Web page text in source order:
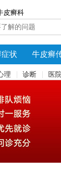
皮癣科
状 牛皮癣
理 诊断 医